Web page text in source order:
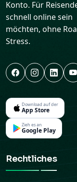
Konto. Für
schnell online sein
möchten, ohne
Stress.
Download auf der
App Store
Zieh es an
Google Play
Rechtliches